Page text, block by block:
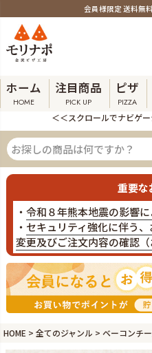
会員様限定 送料無
ホーム
HOME
注目商品
PICK UP
ピザ
PIZZA
＜＜スクロールでナビゲ
重要な
・ 令和８年熊本地震の影響
・ セキュリティ強化に伴う
変更及びご注文内容の確認
HOME 全てのジャンル ベーコンチ